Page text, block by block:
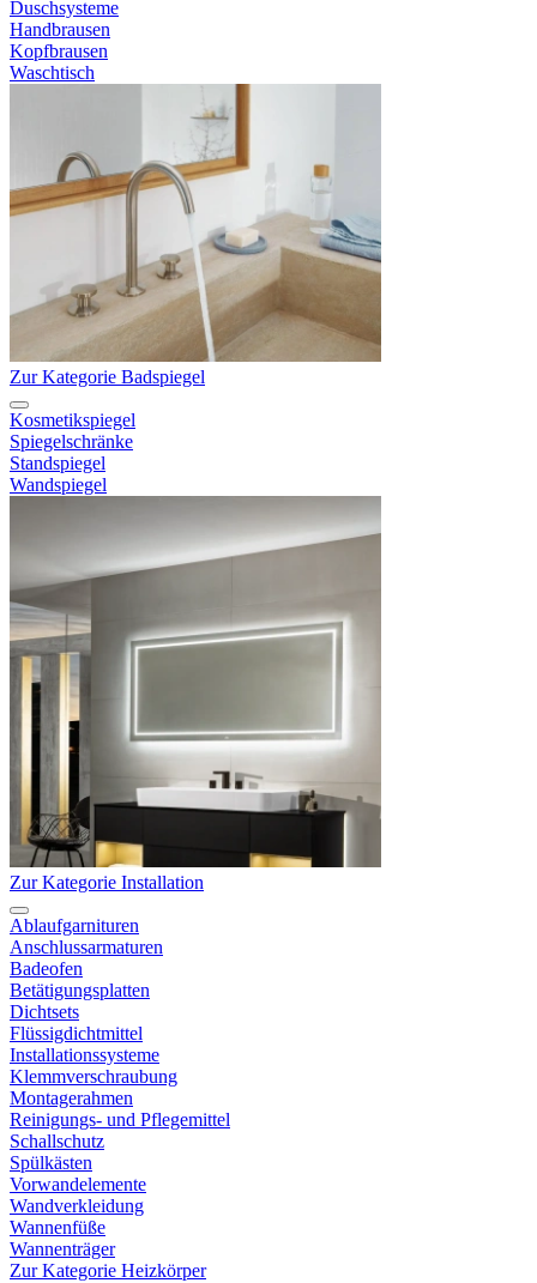
Duschsysteme
Handbrausen
Kopfbrausen
Waschtisch
Zur Kategorie Badspiegel
Kosmetikspiegel
Spiegelschränke
Standspiegel
Wandspiegel
Zur Kategorie Installation
Ablaufgarnituren
Anschlussarmaturen
Badeofen
Betätigungsplatten
Dichtsets
Flüssigdichtmittel
Installationssysteme
Klemmverschraubung
Montagerahmen
Reinigungs- und Pflegemittel
Schallschutz
Spülkästen
Vorwandelemente
Wandverkleidung
Wannenfüße
Wannenträger
Zur Kategorie Heizkörper